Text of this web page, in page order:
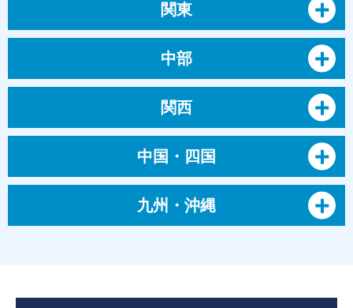
関東
中部
関西
中国・四国
九州・沖縄